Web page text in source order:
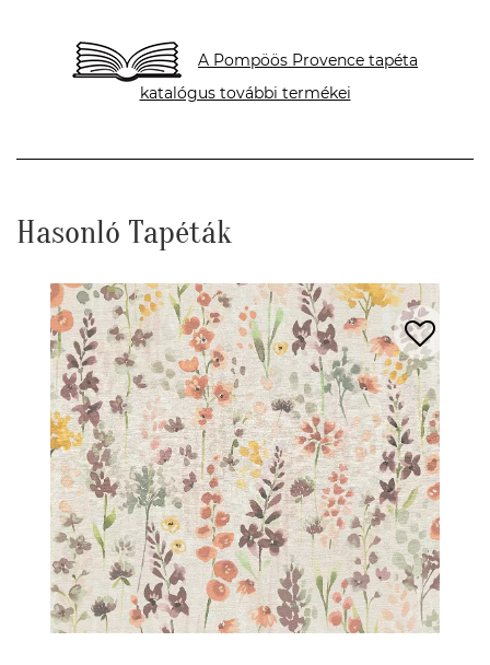
A Pompöös Provence tapéta
katalógus további termékei
Hasonló Tapéták